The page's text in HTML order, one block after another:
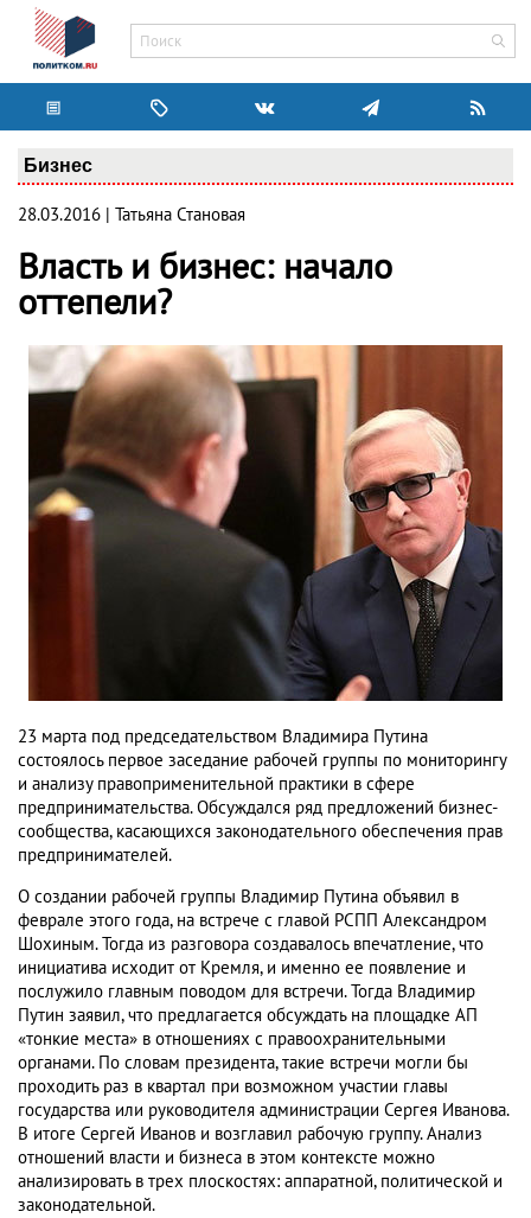
Бизнес
28.03.2016 | Татьяна Становая
Власть и бизнес: начало
оттепели?
23 марта под председательством Владимира Путина
состоялось первое заседание рабочей группы по мониторингу
и анализу правоприменительной практики в сфере
предпринимательства. Обсуждался ряд предложений бизнес-
сообщества, касающихся законодательного обеспечения прав
предпринимателей.
О создании рабочей группы Владимир Путина объявил в
феврале этого года, на встрече с главой РСПП Александром
Шохиным. Тогда из разговора создавалось впечатление, что
инициатива исходит от Кремля, и именно ее появление и
послужило главным поводом для встречи. Тогда Владимир
Путин заявил, что предлагается обсуждать на площадке АП
«тонкие места» в отношениях с правоохранительными
органами. По словам президента, такие встречи могли бы
проходить раз в квартал при возможном участии главы
государства или руководителя администрации Сергея Иванова.
В итоге Сергей Иванов и возглавил рабочую группу. Анализ
отношений власти и бизнеса в этом контексте можно
анализировать в трех плоскостях: аппаратной, политической и
законодательной.